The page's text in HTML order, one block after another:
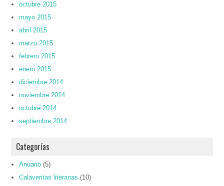
octubre 2015
mayo 2015
abril 2015
marzo 2015
febrero 2015
enero 2015
diciembre 2014
noviembre 2014
octubre 2014
septiembre 2014
Categorías
Anuario (5)
Calaveritas literarias (10)